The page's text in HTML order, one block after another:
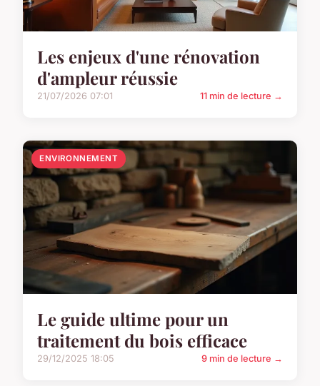
Les enjeux d'une rénovation
d'ampleur réussie
21/07/2026 07:01 11 min de lecture →
ENVIRONNEMENT
Le guide ultime pour un
traitement du bois efficace
29/12/2025 18:05 9 min de lecture →